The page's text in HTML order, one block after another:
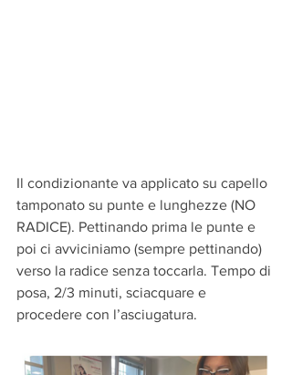
Il condizionante va applicato su capello
tamponato su punte e lunghezze (NO
RADICE). Pettinando prima le punte e
poi ci avviciniamo (sempre pettinando)
verso la radice senza toccarla. Tempo di
posa, 2/3 minuti, sciacquare e
procedere con l’asciugatura.